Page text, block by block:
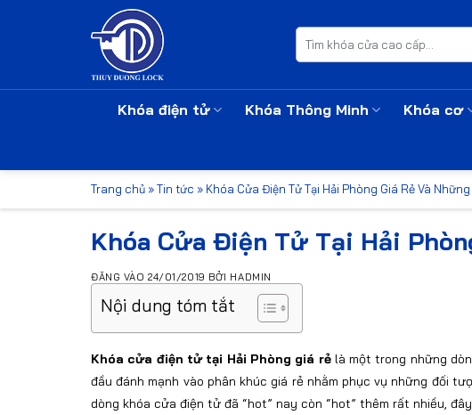
Tìm
kiếm:
Khóa điện tử Khóa Thông Minh Khóa cơ
Trang chủ »Tin tức » Khóa Cửa Điện Tử Tại Hải Phòng Giá Rẻ Và
Khóa Cửa Điện Tử Tại Hải
ĐĂNG VÀO24/01/2019 BỞI HADMIN
Nội dung tóm tắt
Khóa cửa điện tử tại Hải Phòng giá rẻlà một trong những
đầu đánh mạnh vào phân khúc giá rẻ nhằm phục vụ những đối
dòng khóa cửa điện tử đã “hot” nay còn “hot” thêm rất nhiều,